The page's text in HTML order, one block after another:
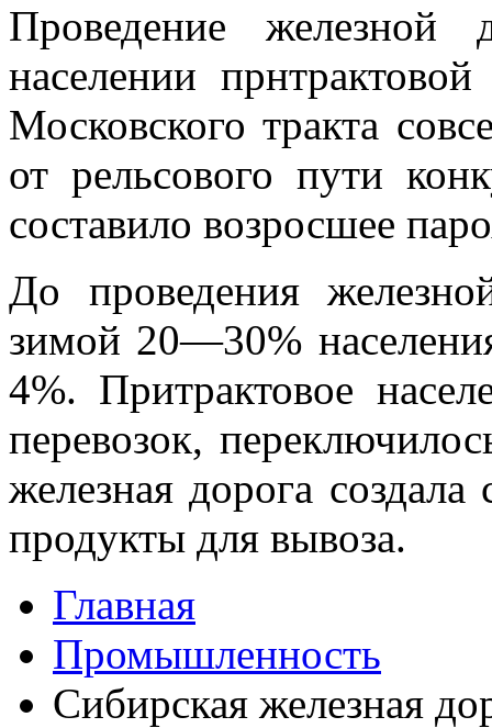
Проведение железной
населении
Московского тракта
от рельсового пути
составило возросшее
До проведения
зимой 20—30%
4%. Притрактовое
перевозок,
железная дорога создала
продукты для вывоза.
Главная
Промышленность
Сибирская же­лезная